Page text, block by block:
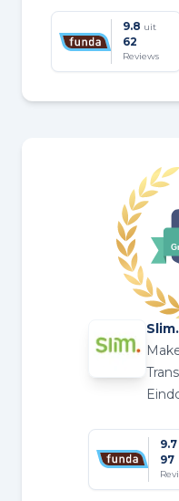
9.8 uit
62
Reviews
9.7
97